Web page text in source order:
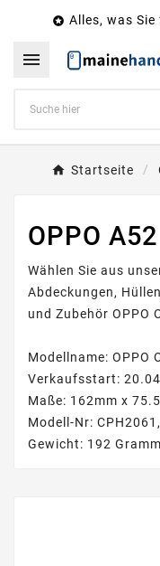
 Alles, was

Startseite
OPPO A52
Wählen Sie aus
Abdeckungen,
und Zubehör OPPO
Modellname: OPPO
Verkaufsstart:
Maße: 162mm x
Modell-Nr:
Gewicht: 192 Gramm